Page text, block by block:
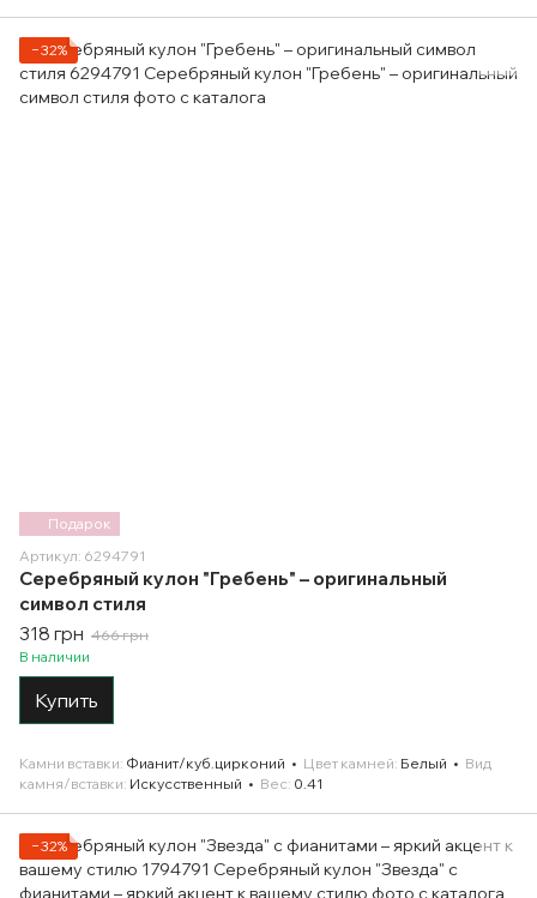
Подарок
−32%
Артикул: 6294791
Серебряный кулон "Гребень" – оригинальный
символ стиля
318 грн 466 грн
В наличии
Купить
Камни вставки Фианит/куб.цирконий Цвет камней Белый
Вид
камня/вставки Искусственный Вес 0.41
−32%